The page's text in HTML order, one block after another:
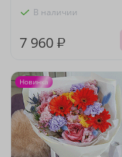
В наличии
7 960 ₽
Новинка